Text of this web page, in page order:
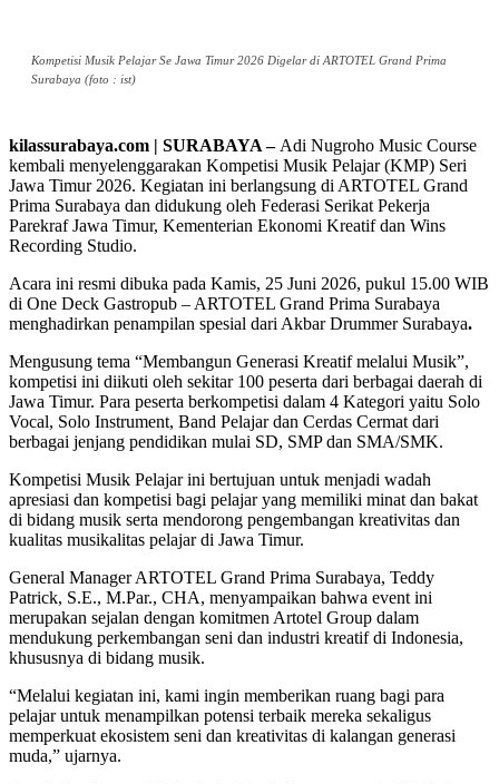
Kompetisi Musik Pelajar Se Jawa Timur 2026 Digelar di ARTOTEL Grand Prima
Surabaya (foto : ist)
kilassurabaya.com | SURABAYA – Adi Nugroho Music Course
kembali menyelenggarakan Kompetisi Musik Pelajar (KMP) Seri
Jawa Timur 2026. Kegiatan ini berlangsung di ARTOTEL Grand
Prima Surabaya dan didukung oleh Federasi Serikat Pekerja
Parekraf Jawa Timur, Kementerian Ekonomi Kreatif dan Wins
Recording Studio.
Acara ini resmi dibuka pada Kamis, 25 Juni 2026, pukul 15.00 WIB
di One Deck Gastropub – ARTOTEL Grand Prima Surabaya
menghadirkan penampilan spesial dari Akbar Drummer Surabaya.
Mengusung tema “Membangun Generasi Kreatif melalui Musik”,
kompetisi ini diikuti oleh sekitar 100 peserta dari berbagai daerah di
Jawa Timur. Para peserta berkompetisi dalam 4 Kategori yaitu Solo
Vocal, Solo Instrument, Band Pelajar dan Cerdas Cermat dari
berbagai jenjang pendidikan mulai SD, SMP dan SMA/SMK.
Kompetisi Musik Pelajar ini bertujuan untuk menjadi wadah
apresiasi dan kompetisi bagi pelajar yang memiliki minat dan bakat
di bidang musik serta mendorong pengembangan kreativitas dan
kualitas musikalitas pelajar di Jawa Timur.
General Manager ARTOTEL Grand Prima Surabaya, Teddy
Patrick, S.E., M.Par., CHA, menyampaikan bahwa event ini
merupakan sejalan dengan komitmen Artotel Group dalam
mendukung perkembangan seni dan industri kreatif di Indonesia,
khususnya di bidang musik.
“Melalui kegiatan ini, kami ingin memberikan ruang bagi para
pelajar untuk menampilkan potensi terbaik mereka sekaligus
memperkuat ekosistem seni dan kreativitas di kalangan generasi
muda,” ujarnya.